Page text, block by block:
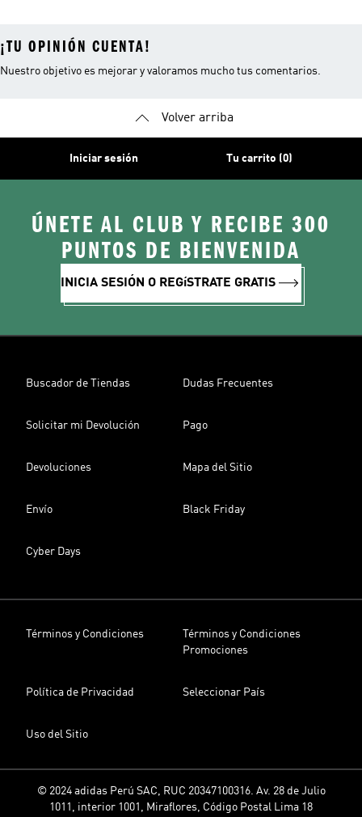
¡TU OPINIÓN CUENTA!
Nuestro objetivo es mejorar y valoramos mucho tus comentarios.
Volver arriba
Iniciar sesión Tu carrito (0)
ÚNETE AL CLUB Y RECIBE 300
PUNTOS DE BIENVENIDA
INICIA SESIÓN O REGíSTRATE GRATIS
Buscador de Tiendas Dudas Frecuentes
Solicitar mi Devolución Pago
Devoluciones Mapa del Sitio
Envío Black Friday
Cyber Days
Términos y Condiciones
Términos y Condiciones
Promociones
Política de Privacidad Seleccionar País
Uso del Sitio
© 2024 adidas Perú SAC, RUC 20347100316. Av. 28 de Julio
1011, interior 1001, Miraflores, Código Postal Lima 18